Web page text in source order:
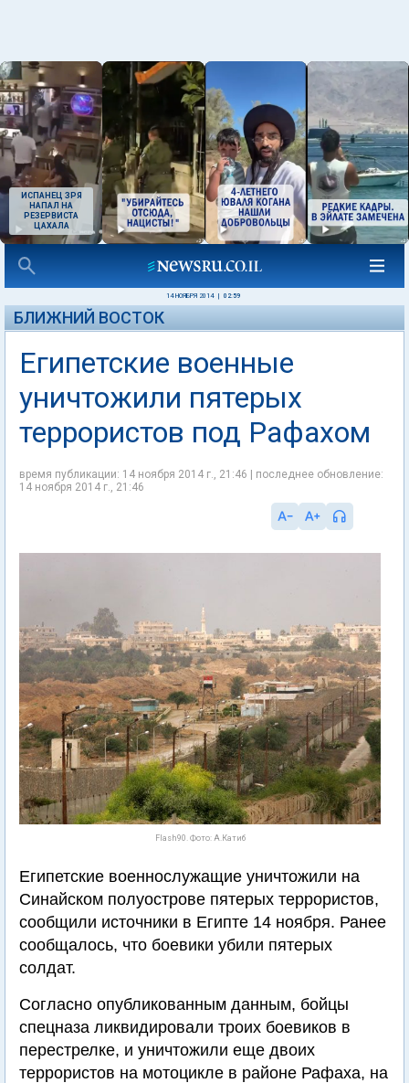
ИСПАНЕЦ ЗРЯ
НАПАЛ НА
РЕЗЕРВИСТА
ЦАХАЛА
14 НОЯБРЯ 2014 02:59
БЛИЖНИЙ ВОСТОК
Египетские военные
уничтожили пятерых
террористов под Рафахом
время публикации: 14 ноября 2014 г., 21:46 | последнее обновление:
14 ноября 2014 г., 21:46
Flash90. Фото: А.Катиб
Египетские военнослужащие уничтожили на
Синайском полуострове пятерых террористов,
сообщили источники в Египте 14 ноября. Ранее
сообщалось, что боевики убили пятерых
солдат.
Согласно опубликованным данным, бойцы
спецназа ликвидировали троих боевиков в
перестрелке, и уничтожили еще двоих
террористов на мотоцикле в районе Рафаха, на